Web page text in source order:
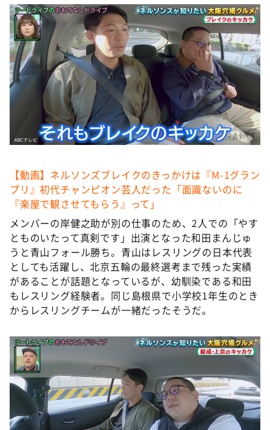
【動画】ネルソンズブレイクのきっかけは『M-1グラン
プリ』初代チャンピオン芸人だった「面識ないのに
『楽屋で観させてもらう』って」
メンバーの岸健之助が別の仕事のため、2人での「やす
とものいたって真剣です」出演となった和田まんじゅ
うと青山フォール勝ち。青山はレスリングの日本代表
としても活躍し、北京五輪の最終選考まで残った実績
があることが話題となっているが、幼馴染である和田
もレスリング経験者。同じ島根県で小学校1年生のとき
からレスリングチームが一緒だったそうだ。